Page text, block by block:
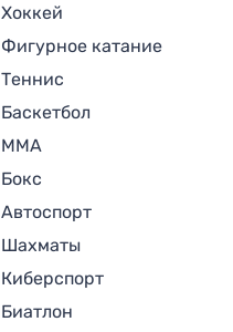
Хоккей
Фигурное катание
Теннис
Баскетбол
MMA
Бокс
Автоспорт
Шахматы
Киберспорт
Биатлон